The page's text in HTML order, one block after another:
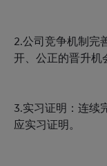
2.公司竞争机制完
开、公正的晋升机
3.实习证明：连续
应实习证明。